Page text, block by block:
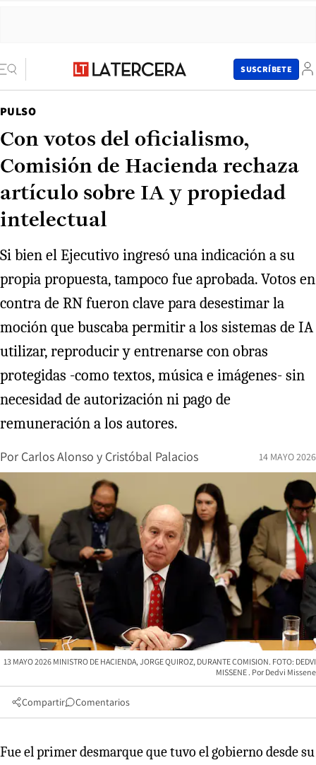
SUSCRÍBETE
PULSO
Con votos del oficialismo,
Comisión de Hacienda rechaza
artículo sobre IA y propiedad
intelectual
Si bien el Ejecutivo ingresó una indicación a su
propia propuesta, tampoco fue aprobada. Votos en
contra de RN fueron clave para desestimar la
moción que buscaba permitir a los sistemas de IA
utilizar, reproducir y entrenarse con obras
protegidas -como textos, música e imágenes- sin
necesidad de autorización ni pago de
remuneración a los autores.
Por Carlos Alonso y Cristóbal Palacios 14 MAYO 2026
13 MAYO 2026 MINISTRO DE HACIENDA, JORGE QUIROZ, DURANTE COMISION. FOTO: DEDVI
MISSENE
Dedvi Missene
Compartir Comentarios
Fue el primer desmarque que tuvo el gobierno desde su